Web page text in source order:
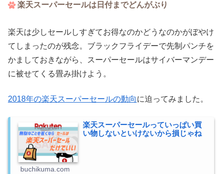
楽天スーパーセールは日付までどんがぶり
楽天は少しセールしすぎてお得なのかどうなのかがぼやけ
てしまったのが残念。ブラックフライデーで先制パンチを
かましておきながら、スーパーセールはサイバーマンデー
に被せてくる畳み掛けよう。
2018年の楽天スーパーセールの動向に迫ってみました。
楽天スーパーセールっていっぱい買
い物しないといけないから損じゃね
buchikuma.com